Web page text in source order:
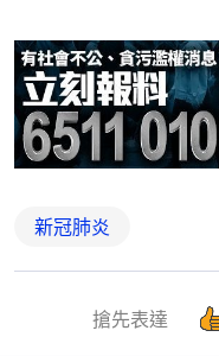
新冠肺炎
搶先表達